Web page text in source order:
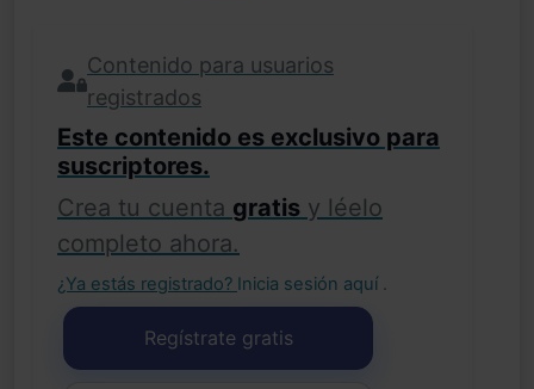
Contenido para usuarios
registrados
Este contenido es exclusivo para
suscriptores.
Crea tu cuenta gratis y léelo
completo ahora.
¿Ya estás registrado? Inicia sesión aquí .
Regístrate gratis